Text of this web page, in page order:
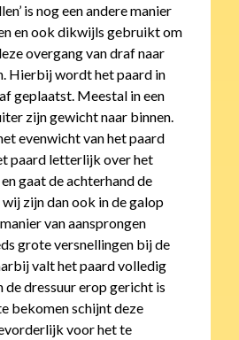
is nog een andere manier
en ook dikwijls gebruikt om
overgang van draf naar
Hierbij wordt het paard in
geplaatst. Meestal in een
zijn gewicht naar binnen.
evenwicht van het paard
paard letterlijk over het
gaat de achterhand de
zijn dan ook in de galop
van aansprongen
grote versnellingen bij de
valt het paard volledig
de dressuur erop gericht is
bekomen schijnt deze
voor het te